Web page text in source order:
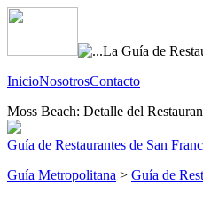
InicioNosotrosContacto
Moss Beach: Detalle del
Guía de Restaurantes de San
Guía Metropolitana > Guía de